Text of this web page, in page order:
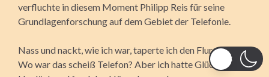
verfluchte in diesem Moment Philipp Reis für seine
Grundlagenforschung auf dem Gebiet der Telefonie.
Nass und nackt, wie ich war, taperte ich den Flur entlang.
Wo war das scheiß Telefon? Aber ich hatte Glück im